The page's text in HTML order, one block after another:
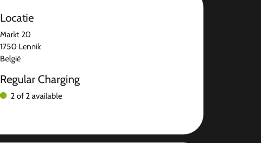
Locatie
Markt 20
1750 Lennik
België
Regular Charging
2 of 2 available